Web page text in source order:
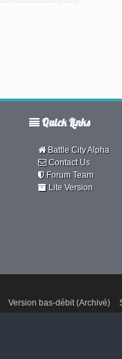
Quick Links
Battle City Alpha
Contact Us
Forum Team
Lite Version
Version bas-débit (Archivé)